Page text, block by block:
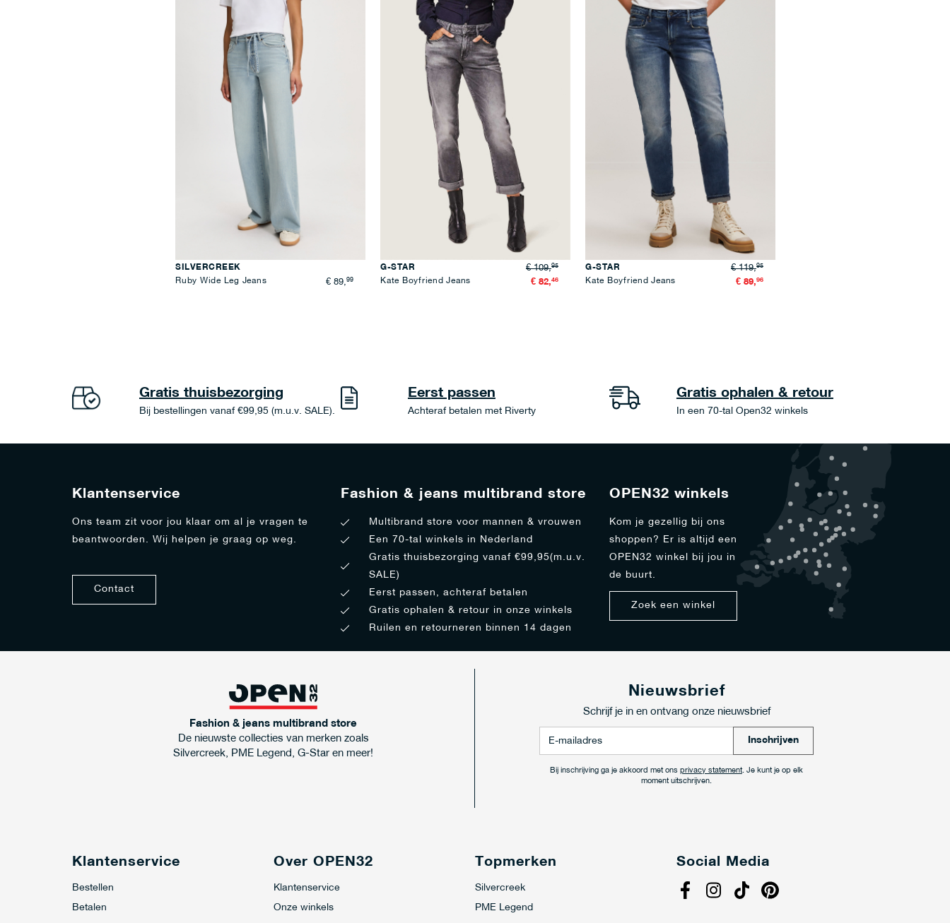
SILVERCREEK
Ruby Wide Leg Jeans
€ 89,99
G-STAR
Kate Boyfriend Jeans
€ 109,95
€ 82,46
G-STAR
Kate Boyfriend Jeans
€ 119,95
€ 89,96
Gratis thuisbezorging
Bij bestellingen vanaf €99,95 (m.u.v. SALE).
Eerst passen
Achteraf betalen met Riverty
Gratis ophalen & retour
In een 70-tal Open32 winkels
Klantenservice
Ons team zit voor jou klaar om al je vragen te
beantwoorden. Wij helpen je graag op weg.
Contact
Fashion & jeans multibrand store
Multibrand store voor mannen & vrouwen
Een 70-tal winkels in Nederland
Gratis thuisbezorging vanaf €99,95(m.u.v.
SALE)
Eerst passen, achteraf betalen
Gratis ophalen & retour in onze winkels
Ruilen en retourneren binnen 14 dagen
OPEN32 winkels
Kom je gezellig bij ons
shoppen? Er is altijd een
OPEN32 winkel bij jou in
de buurt.
Zoek een winkel
Fashion & jeans multibrand store
De nieuwste collecties van merken zoals
Silvercreek, PME Legend, G-Star en meer!
Nieuwsbrief
Schrijf je in en ontvang onze nieuwsbrief
n
Inschrijven
Bij inschrijving ga je akkoord met ons privacy statement. Je kunt je op elk
moment uitschrijven.
Klantenservice
Bestellen
Betalen
Over OPEN32
Klantenservice
Onze winkels
Topmerken
Silvercreek
PME Legend
Social Media